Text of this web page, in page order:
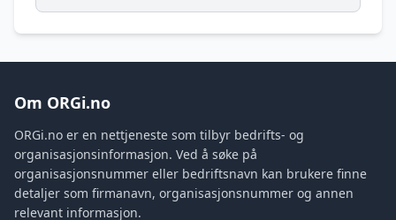
Om ORGi.no
ORGi.no er en nettjeneste som tilbyr bedrifts- og
organisasjonsinformasjon. Ved å søke på
organisasjonsnummer eller bedriftsnavn kan brukere finne
detaljer som firmanavn, organisasjonsnummer og annen
relevant informasjon.